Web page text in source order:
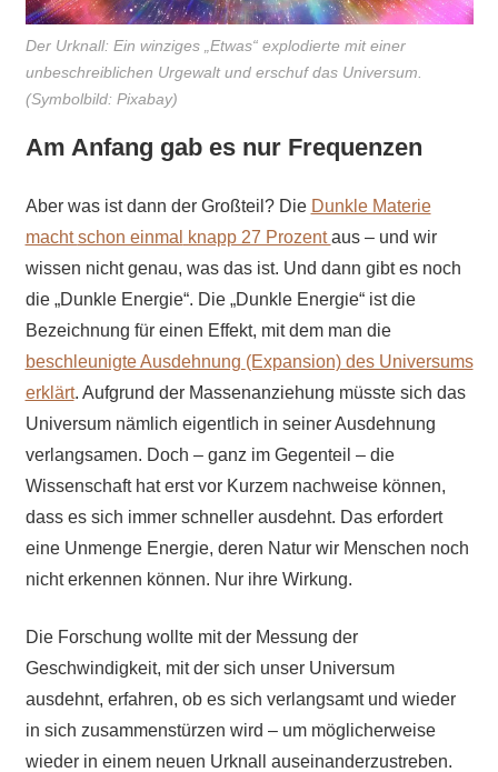
Der Urknall: Ein winziges „Etwas“ explodierte mit einer
unbeschreiblichen Urgewalt und erschuf das Universum.
(Symbolbild: Pixabay)
Am Anfang gab es nur Frequenzen
Aber was ist dann der Großteil? Die Dunkle Materie
machtschon einmal knapp 27 Prozentaus – und wir
wissen nicht genau, was das ist. Und dann gibt es noch
die „Dunkle Energie“. Die „Dunkle Energie“ ist die
Bezeichnung für einen Effekt, mit dem man die
beschleunigte Ausdehnung (Expansion) des Universums
erklärt. Aufgrund der Massenanziehung müsste sich das
Universum nämlich eigentlich in seiner Ausdehnung
verlangsamen. Doch – ganz im Gegenteil – die
Wissenschaft hat erst vor Kurzem nachweise können,
dass es sich immer schneller ausdehnt. Das erfordert
eine Unmenge Energie, deren Natur wir Menschen noch
nicht erkennen können. Nur ihre Wirkung.
Die Forschung wollte mit der Messung der
Geschwindigkeit, mit der sich unser Universum
ausdehnt, erfahren, ob es sich verlangsamt und wieder
in sich zusammenstürzen wird – um möglicherweise
wieder in einem neuen Urknall auseinanderzustreben.